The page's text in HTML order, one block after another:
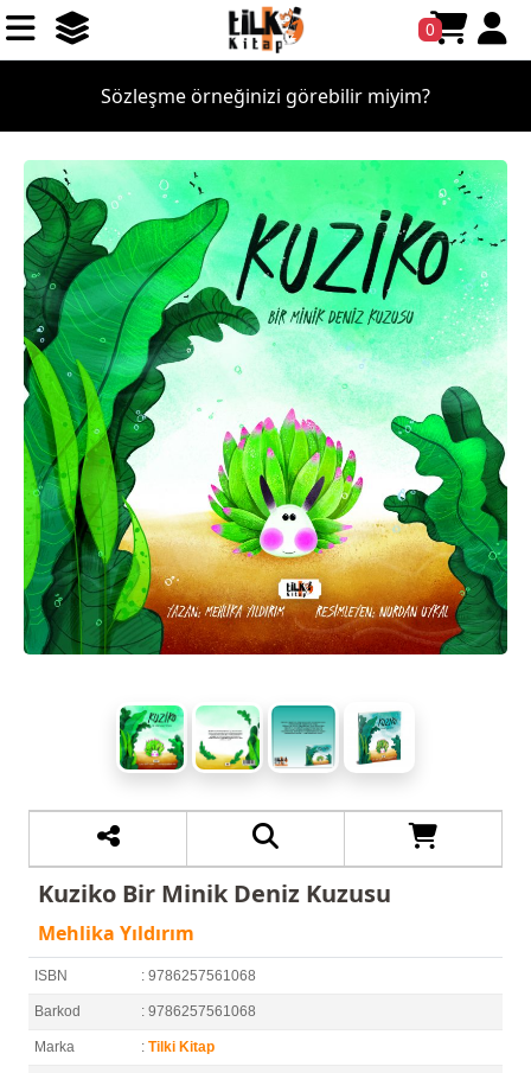
0
Sözleşme örneğinizi görebilir miyim?
Kuziko Bir Minik Deniz Kuzusu
Mehlika Yıldırım
ISBN : 9786257561068
Barkod : 9786257561068
Marka : Tilki Kitap